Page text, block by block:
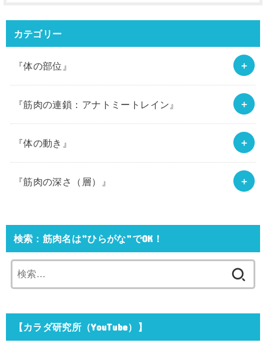
カテゴリー
『体の部位』
『筋肉の連鎖：アナトミートレイン』
『体の動き』
『筋肉の深さ（層）』
検索：筋肉名は”ひらがな”でOK！
索:
【カラダ研究所（YouTube）】